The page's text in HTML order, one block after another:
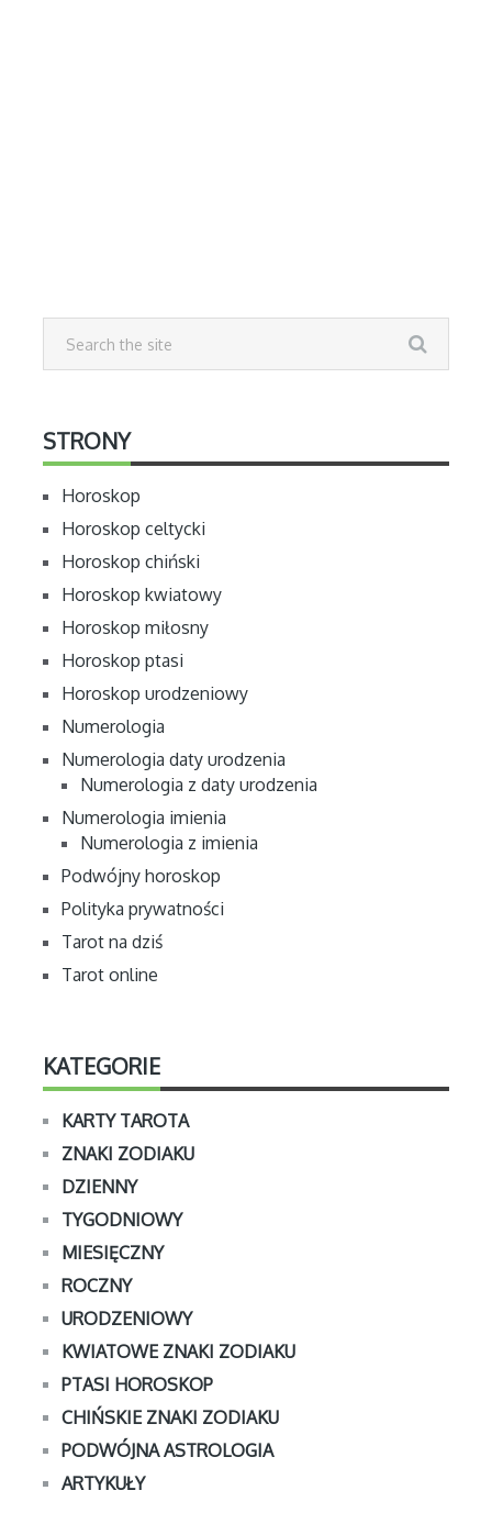
STRONY
Horoskop
Horoskop celtycki
Horoskop chiński
Horoskop kwiatowy
Horoskop miłosny
Horoskop ptasi
Horoskop urodzeniowy
Numerologia
Numerologia daty urodzenia
Numerologia z daty urodzenia
Numerologia imienia
Numerologia z imienia
Podwójny horoskop
Polityka prywatności
Tarot na dziś
Tarot online
KATEGORIE
KARTY TAROTA
ZNAKI ZODIAKU
DZIENNY
TYGODNIOWY
MIESIĘCZNY
ROCZNY
URODZENIOWY
KWIATOWE ZNAKI ZODIAKU
PTASI HOROSKOP
CHIŃSKIE ZNAKI ZODIAKU
PODWÓJNA ASTROLOGIA
ARTYKUŁY